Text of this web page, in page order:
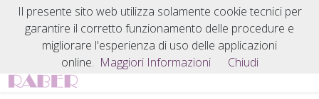
Il presente sito web utilizza solamente cookie tecnici per
garantire il corretto funzionamento delle procedure e
migliorare l'esperienza di uso delle applicazioni
online. Maggiori Informazioni Chiudi